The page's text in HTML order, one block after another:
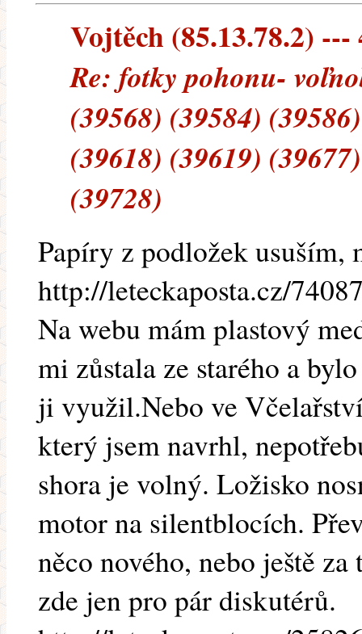
Vojtěch (85.13.78.2) ---
Re: fotky pohonu-
(39568) (39584)
(39618) (39619)
(39728)
Papíry z podložek usuším,
http://leteckaposta.cz/
Na webu mám plastový
mi zůstala ze starého a
ji využil.Nebo ve
který jsem navrhl,
shora je volný. Ložisko
motor na silentblocích.
něco nového, nebo ještě
zde jen pro pár diskutérů.